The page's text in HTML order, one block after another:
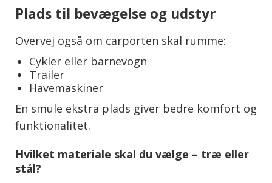
Plads til bevægelse og udstyr
Overvej også om carporten skal rumme:
Cykler eller barnevogn
Trailer
Havemaskiner
En smule ekstra plads giver bedre komfort og
funktionalitet.
Hvilket materiale skal du vælge – træ eller
stål?